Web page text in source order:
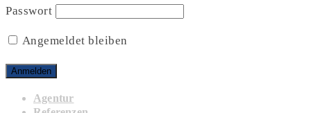
Passwort
Angemeldet bleiben
Agentur